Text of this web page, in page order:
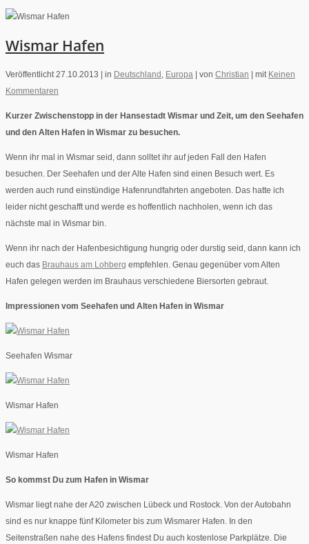
Wismar Hafen
Veröffentlicht 27.10.2013 | in Deutschland , Europa von Christian mit Keinen
Kommentaren
Kurzer Zwischenstopp in der Hansestadt Wismar und Zeit, um den Seehafen
und den Alten Hafen in Wismar zu besuchen.
Wenn ihr mal in Wismar seid, dann solltet ihr auf jeden Fall den Hafen
besuchen. Der Seehafen und der Alte Hafen sind einen Besuch wert. Es
werden auch rund einstündige Hafenrundfahrten angeboten. Das hatte ich
leider nicht geschafft und werde es hoffentlich nachholen, wenn ich das
nächste mal in Wismar bin.
Wenn ihr nach der Hafenbesichtigung hungrig oder durstig seid, dann kann ich
euch das Brauhaus am Lohberg empfehlen. Genau gegenüber vom Alten
Hafen gelegen werden im Brauhaus verschiedene Biersorten gebraut.
Impressionen vom Seehafen und Alten Hafen in Wismar
Seehafen Wismar
Wismar Hafen
Wismar Hafen
So kommst Du zum Hafen in Wismar
Wismar liegt nahe der A20 zwischen Lübeck und Rostock. Von der Autobahn
sind es nur knappe fünf Kilometer bis zum Wismarer Hafen. In den
Seitenstraßen nahe des Hafens findest Du auch kostenlose Parkplätze. Die